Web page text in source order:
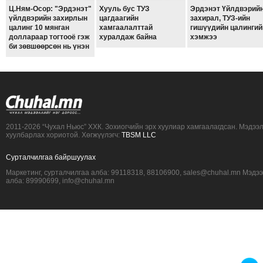
ТОЙРОНД
ЗӨРЧЛИЙН
ХУУЛИЙН
ТОЙРОНД
СОНГУУЛЬ-2017
Ц.Ням-Осор: "Эрдэнэт"
үйлдвэрийн захирлын
цалинг 10 мянган
доллараар тогтооё гэж
би зөвшөөрсөн нь үнэн
Хууль бус ТУЗ
цагдаагийн
хамгаалалттай
хуралдаж байна
Эрдэнэт
захирал, ТУЗ-ийн
гишүүдийн
хэмжээ
2011-2026 “Чухал Ньюс” ХХК. Зохиогчийн эрх хуулиар хамгаалагдсан.
хуулбарлах хориотой. Хөгжүүлэгч: TBSM LLC
Сурталчилгаа байршуулах
Маркетинг, сурталчилгаа алба: 99118318, 88106900, sales@chuhal.mn
алба: 89990699, info@chuhal.mn